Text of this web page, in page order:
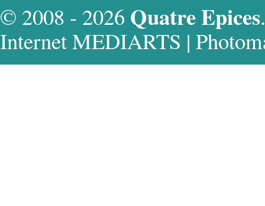
© 2008 - 2026 Quatre Epices
Internet MEDIARTS |